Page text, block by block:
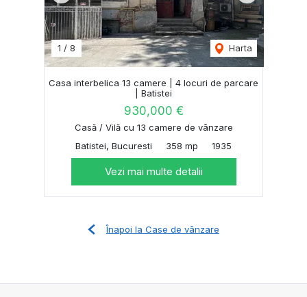
1 / 8 Harta
Casa interbelica 13 camere | 4 locuri de parcare
| Batistei
930,000 €
Casă / Vilă cu 13 camere de vânzare
Batistei, Bucuresti
358 mp 1935
Vezi mai multe detalii
Înapoi la Case de vânzare